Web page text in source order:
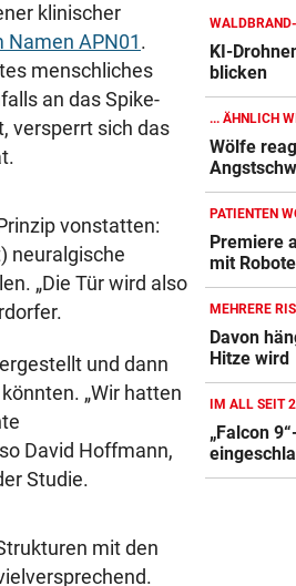
klinischer
APN01.
menschliches
an das Spike-
versperrt sich das
vonstatten:
neuralgische
„Die Tür wird also
und dann
„Wir hatten
David Hoffmann,
Studie.
mit den
Sieg!
Play-
MITTEN IN
Irre!
Sintflut
weiter
KEIN
Vinicius
Madrid
Vor
KI-
blicken
... ÄHNLICH
Wölfe
PATIENTEN
Premiere
mit
MEHRERE
Davon
Hitze wird
IM ALL SEIT
„Falcon